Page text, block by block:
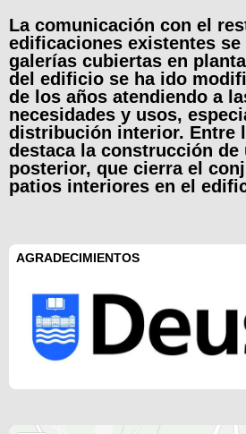
La comunicación con el
edificaciones existentes
galerías cubiertas en
del edificio se ha ido
de los años atendiendo a
necesidades y usos,
distribución interior. Entre
destaca la construcción de
posterior, que cierra el
patios interiores en el
AGRADECIMIENTOS